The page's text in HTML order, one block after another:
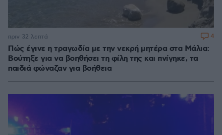
Πώς έγινε η τραγωδία με την νεκρή μητέρα στα Μάλια:
Βούτηξε για να βοηθήσει τη φίλη της και πνίγηκε, τα
παιδιά φώναζαν για βοήθεια
πριν 32 λεπτά 4